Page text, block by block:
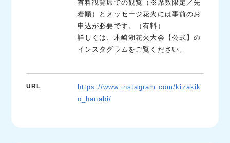
有料観覧席での観覧（※席数限定／先
着順）とメッセージ花火には事前のお
申込が必要です。（有料）
詳しくは、木崎湖花火大会【公式】の
インスタグラムをご覧ください。
URL
https://www.instagram.com/kizakik
o_hanabi/